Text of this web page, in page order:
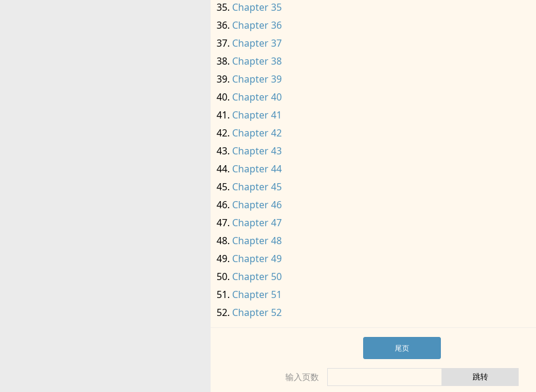
Chapter 35
Chapter 36
Chapter 37
Chapter 38
Chapter 39
Chapter 40
Chapter 41
Chapter 42
Chapter 43
Chapter 44
Chapter 45
Chapter 46
Chapter 47
Chapter 48
Chapter 49
Chapter 50
Chapter 51
Chapter 52
尾页
输入页数